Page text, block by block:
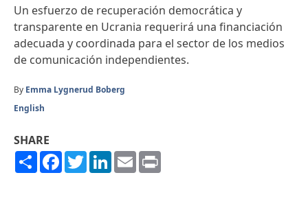
Un esfuerzo de recuperación democrática y
transparente en Ucrania requerirá una financiación
adecuada y coordinada para el sector de los medios
de comunicación independientes.
By Emma Lygnerud Boberg
English
SHARE
ShareFacebook
TwitterLinkedIn
Email